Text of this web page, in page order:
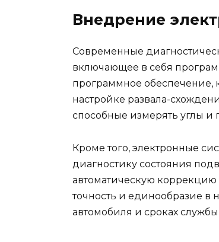
Внедрение
Современные
включающее в себя
программное обеспечение,
настройке развала-
способные измерять углы и
Кроме того, электронные
диагностику состояния
автоматическую коррекцию
точность и единообразие в
автомобиля и сроках